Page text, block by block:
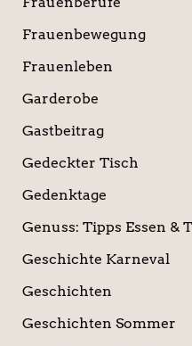
Frauenbewegung
Frauenleben
Garderobe
Gastbeitrag
Gedeckter Tisch
Gedenktage
Genuss: Tipps Essen &
Geschichte Karneval
Geschichten
Geschichten Sommer